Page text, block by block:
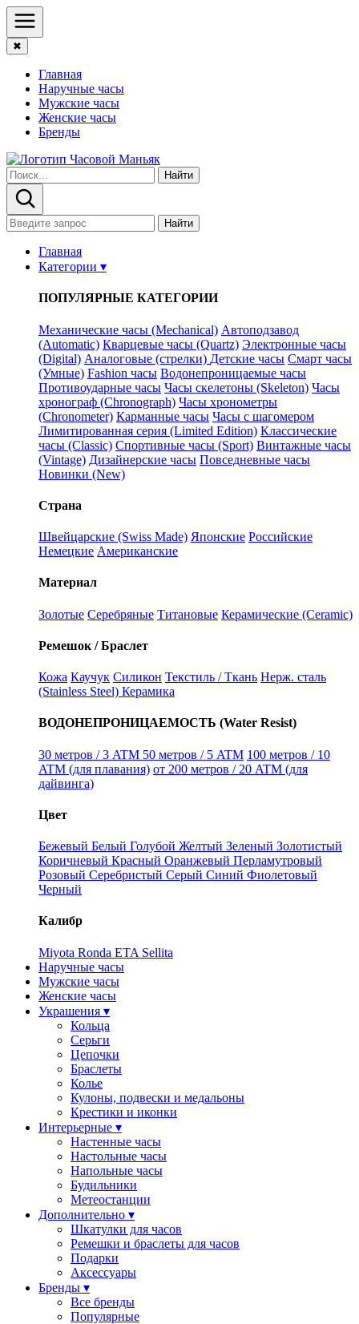
✖
Главная
Наручные часы
Мужские часы
Женские часы
Бренды
Найти
Найти
Главная
Категории ▾
ПОПУЛЯРНЫЕ КАТЕГОРИИ
Механические часы (Mechanical) Автоподзавод
(Automatic) Кварцевые часы (Quartz) Электронные часы
(Digital) Аналоговые (стрелки) Детские часы Смарт часы
(Умные) Fashion часы Водонепроницаемые часы
Противоударные часы Часы скелетоны (Skeleton) Часы
хронограф (Chronograph) Часы хронометры
(Chronometer) Карманные часы Часы с шагомером
Лимитированная серия (Limited Edition) Классические
часы (Classic) Спортивные часы (Sport) Винтажные часы
(Vintage) Дизайнерские часы Повседневные часы
Новинки (New)
Страна
Швейцарские (Swiss Made) Японские Российские
Немецкие Американские
Материал
Золотые Серебряные Титановые Керамические (Ceramic)
Ремешок / Браслет
Кожа Каучук Силикон Текстиль / Ткань Нерж. сталь
(Stainless Steel) Керамика
ВОДОНЕПРОНИЦАЕМОСТЬ (Water Resist)
30 метров / 3 ATM 50 метров / 5 ATM 100 метров / 10
ATM (для плавания) от 200 метров / 20 ATM (для
дайвинга)
Цвет
Бежевый Белый Голубой Желтый Зеленый Золотистый
Коричневый Красный Оранжевый Перламутровый
Розовый Серебристый Серый Синий Фиолетовый
Черный
Калибр
Miyota Ronda ETA Sellita
Наручные часы
Мужские часы
Женские часы
Украшения ▾
Кольца
Серьги
Цепочки
Браслеты
Колье
Кулоны, подвески и медальоны
Крестики и иконки
Интерьерные ▾
Настенные часы
Настольные часы
Напольные часы
Будильники
Метеостанции
Дополнительно ▾
Шкатулки для часов
Ремешки и браслеты для часов
Подарки
Аксессуары
Бренды ▾
Все бренды
Популярные